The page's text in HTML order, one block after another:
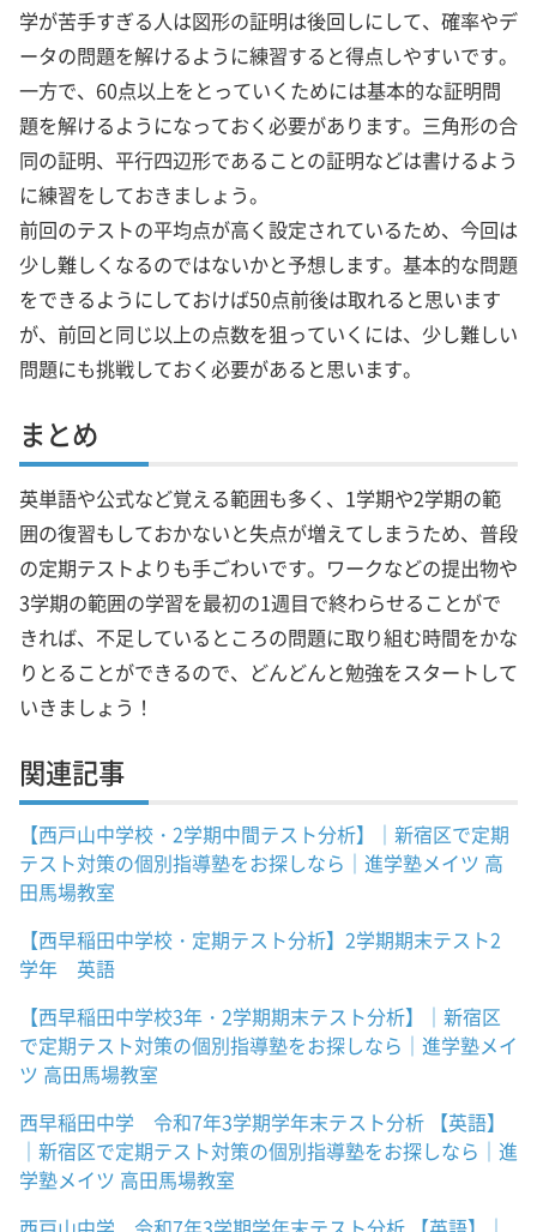
学が苦手すぎる人は図形の証明は後回しにして、確率やデ
ータの問題を解けるように練習すると得点しやすいです。
一方で、60点以上をとっていくためには基本的な証明問
題を解けるようになっておく必要があります。三角形の合
同の証明、平行四辺形であることの証明などは書けるよう
に練習をしておきましょう。
前回のテストの平均点が高く設定されているため、今回は
少し難しくなるのではないかと予想します。基本的な問題
をできるようにしておけば50点前後は取れると思います
が、前回と同じ以上の点数を狙っていくには、少し難しい
問題にも挑戦しておく必要があると思います。
まとめ
英単語や公式など覚える範囲も多く、1学期や2学期の範
囲の復習もしておかないと失点が増えてしまうため、普段
の定期テストよりも手ごわいです。ワークなどの提出物や
3学期の範囲の学習を最初の1週目で終わらせることがで
きれば、不足しているところの問題に取り組む時間をかな
りとることができるので、どんどんと勉強をスタートして
いきましょう！
関連記事
【西戸山中学校・2学期中間テスト分析】｜新宿区で定期
テスト対策の個別指導塾をお探しなら｜進学塾メイツ 高
田馬場教室
【西早稲田中学校・定期テスト分析】2学期期末テスト2
学年 英語
【西早稲田中学校3年・2学期期末テスト分析】｜新宿区
で定期テスト対策の個別指導塾をお探しなら｜進学塾メイ
ツ 高田馬場教室
西早稲田中学 令和7年3学期学年末テスト分析 【英語】
｜新宿区で定期テスト対策の個別指導塾をお探しなら｜進
学塾メイツ 高田馬場教室